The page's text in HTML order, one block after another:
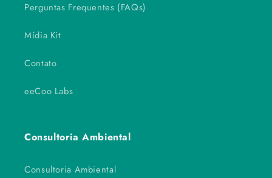
Perguntas Frequentes (FAQs)
Mídia Kit
Contato
eeCoo Labs
Consultoria Ambiental
Consultoria Ambiental